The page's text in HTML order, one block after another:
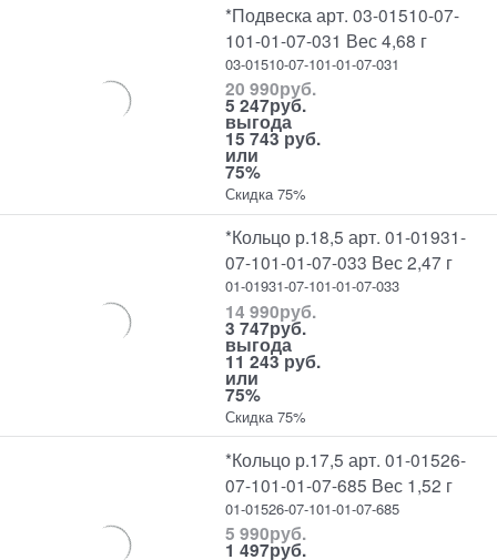
*Подвеска арт. 03-01510-07-
101-01-07-031 Вес 4,68 г
03-01510-07-101-01-07-031
20 990руб.
5 247руб.
выгода
15 743 руб.
или
75%
Скидка 75%
*Кольцо р.18,5 арт. 01-01931-
07-101-01-07-033 Вес 2,47 г
01-01931-07-101-01-07-033
14 990руб.
3 747руб.
выгода
11 243 руб.
или
75%
Скидка 75%
*Кольцо р.17,5 арт. 01-01526-
07-101-01-07-685 Вес 1,52 г
01-01526-07-101-01-07-685
5 990руб.
1 497руб.